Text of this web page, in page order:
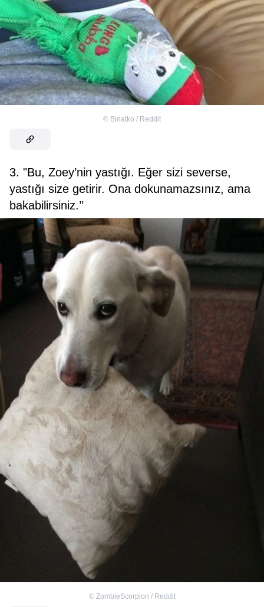
© Binatko / Reddit
3. "Bu, Zoey’nin yastığı. Eğer sizi severse,
yastığı size getirir. Ona dokunamazsınız, ama
bakabilirsiniz.’’
© ZombieScorpion / Reddit